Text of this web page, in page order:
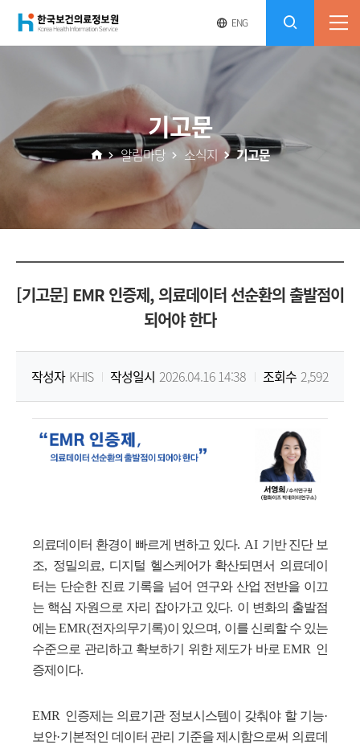
(재)
보
건
의
료
정
보
Korea
Health
Service
ENG영
사
기
전
기
전
체
기고문
알림마당 소식지 기고문
[기고문] EMR 인증제, 의료데이터 선순환의 출발점이
되어야 한다
작성자 KHIS 작성일시 2026.04.16 14:38 조회수 2,592
의료데이터 환경이 빠르게 변하고 있다. AI 기반 진단 보
조, 정밀의료, 디지털 헬스케어가 확산되면서 의료데이
터는 단순한 진료 기록을 넘어 연구와 산업 전반을 이끄
는 핵심 자원으로 자리 잡아가고 있다. 이 변화의 출발점
에는EMR(전자의무기록)이 있으며, 이를 신뢰할 수 있는
수준으로 관리하고 확보하기 위한 제도가 바로EMR 인
증제이다.
EMR 인증제는 의료기관 정보시스템이 갖춰야 할 기능·
보안·기본적인 데이터 관리 기준을 제시함으로써 의료데